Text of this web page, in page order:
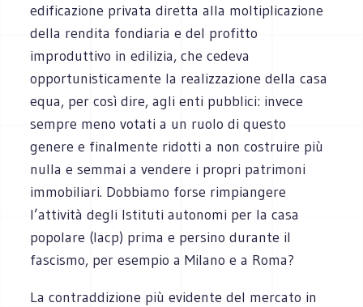
edificazione privata diretta alla moltiplicazione
della rendita fondiaria e del profitto
improduttivo in edilizia, che cedeva
opportunisticamente la realizzazione della casa
equa, per così dire, agli enti pubblici: invece
sempre meno votati a un ruolo di questo
genere e finalmente ridotti a non costruire più
nulla e semmai a vendere i propri patrimoni
immobiliari. Dobbiamo forse rimpiangere
l’attività degli Istituti autonomi per la casa
popolare (Iacp) prima e persino durante il
fascismo, per esempio a Milano e a Roma?
La contraddizione più evidente del mercato in